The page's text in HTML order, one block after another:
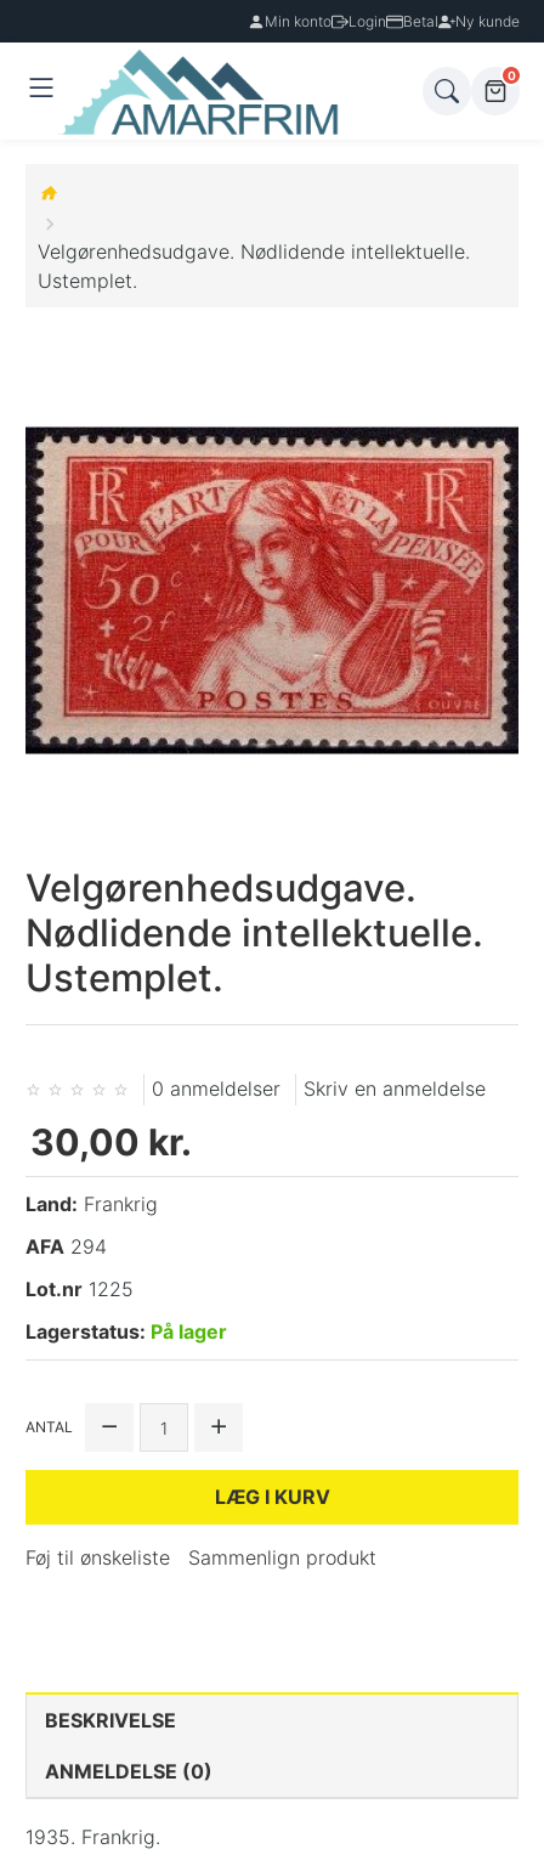
Min konto Login Betal Ny kunde
0
Velgørenhedsudgave. Nødlidende intellektuelle.
Ustemplet.
Velgørenhedsudgave.
Nødlidende intellektuelle.
Ustemplet.
0 anmeldelser Skriv en anmeldelse
30,00 kr.
Land: Frankrig
AFA 294
Lot.nr 1225
Lagerstatus: På lager
ANTAL
LÆG I KURV
Føj til ønskeliste Sammenlign produkt
BESKRIVELSE
ANMELDELSE (0)
1935. Frankrig.